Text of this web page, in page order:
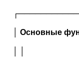
Основные